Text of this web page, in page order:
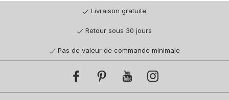
Livraison gratuite
Retour sous 30 jours
Pas de valeur de commande minimale